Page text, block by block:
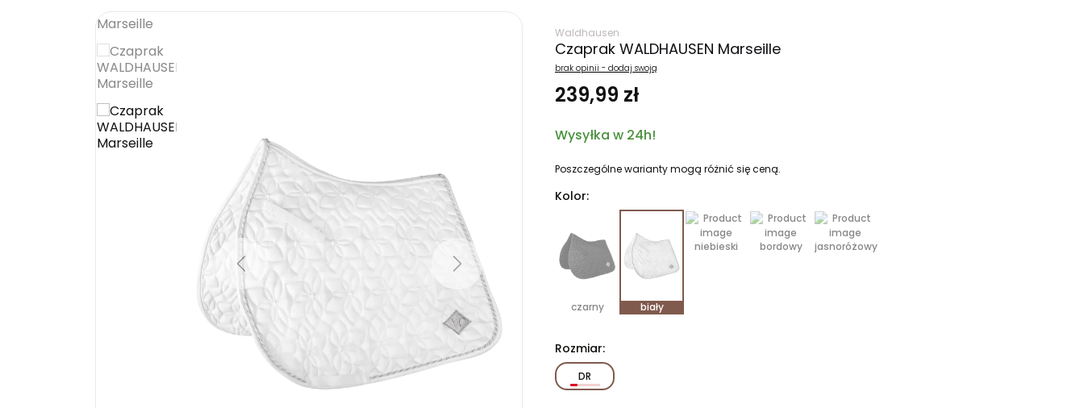
Previous Next
Waldhausen
Czaprak WALDHAUSEN Marseille
brak opinii - dodaj swoją
239,99 zł
Wysyłka w 24h!
Poszczególne warianty mogą różnić się ceną.
Kolor:
czarny biały
niebieski bordowy jasnoróżowy
Rozmiar:
DR